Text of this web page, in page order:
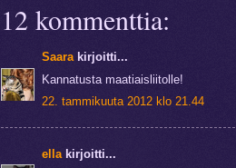
12 kommenttia:
Saarakirjoitti...
Kannatusta maatiaisliitolle!
22. tammikuuta 2012 klo 21.44
ella kirjoitti...